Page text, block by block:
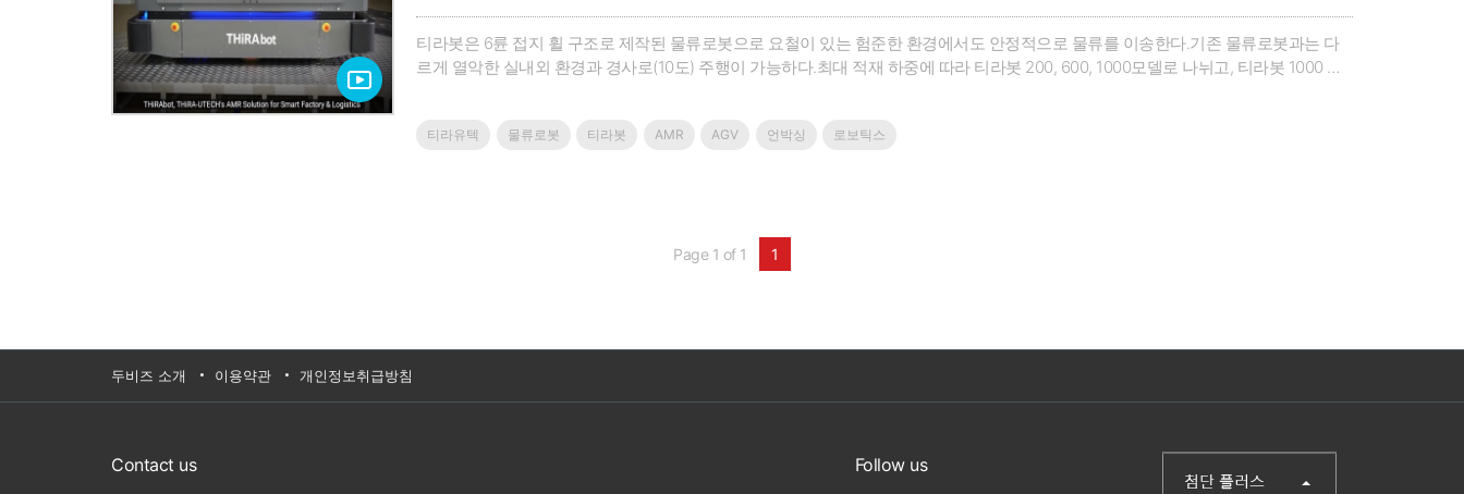
티라봇은 6륜 접지 휠 구조로 제작된 물류로봇으로 요철이 있는 험준한 환경에서도 안정적으로 물류를 이송한다.기존 물류로봇과는 다
르게 열악한 실내외 환경과 경사로(10도) 주행이 가능하다.최대 적재 하중에 따라 티라봇 200, 600, 1000모델로 나뉘고, 티라봇 1000 모
3461-6531
티라유텍 물류로봇 티라봇 AMR AGV 언박싱 로보틱스
Page 1 of 1 1
두비즈 소개 이용약관 개인정보취급방침
Contact us Follow us (주)첨단